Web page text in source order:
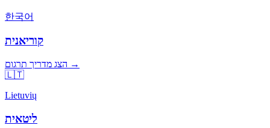
한국어
קוריאנית
הצג מדריך תרגום →
🇱🇹
Lietuvių
ליטאית